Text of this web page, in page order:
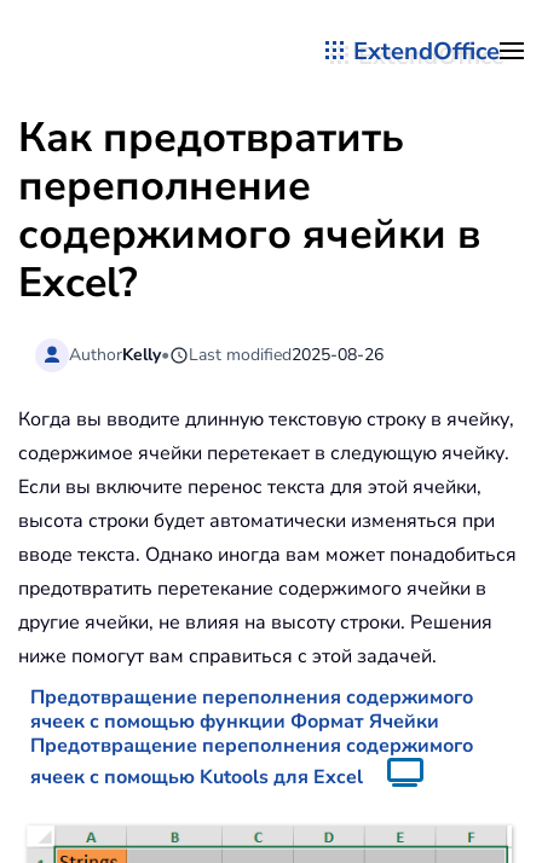
ExtendOffice
Как предотвратить
переполнение
содержимого ячейки в
Excel?
AuthorKelly• Last modified2025-08-26
Когда вы вводите длинную текстовую строку в ячейку,
содержимое ячейки перетекает в следующую ячейку.
Если вы включите перенос текста для этой ячейки,
высота строки будет автоматически изменяться при
вводе текста. Однако иногда вам может понадобиться
предотвратить перетекание содержимого ячейки в
другие ячейки, не влияя на высоту строки. Решения
ниже помогут вам справиться с этой задачей.
Предотвращение переполнения содержимого
ячеек с помощью функции Формат Ячейки
Предотвращение переполнения содержимого
ячеек с помощью Kutools для Excel